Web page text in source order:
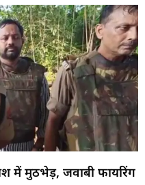
में मुठभेड़, जवाबी फायरिंग